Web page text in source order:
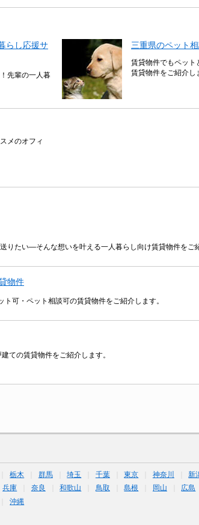
らし応援サ
先輩の一人暮
三重県のペット
賃貸物件でもペット
賃貸物件をご紹介し
メのオフィ
りたい―そんな想いを叶える一人暮らし向け賃貸物件をご
物件
可・ペット相談可の賃貸物件をご紹介します。
ての賃貸物件をご紹介します。
栃木 群馬 埼玉 千葉 東京 神奈川 新
兵庫 奈良 和歌山 鳥取 島根 岡山 広島
沖縄